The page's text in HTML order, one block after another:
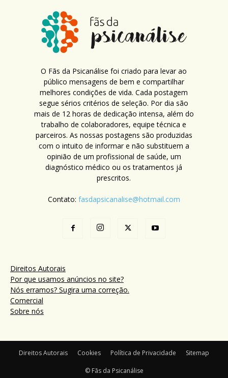
O Fãs da Psicanálise foi criado para levar ao
público mensagens de bem e compartilhar
melhores condições de vida. Cada postagem
segue sérios critérios de seleção. Por dia são
mais de 12 horas de dedicação intensa, além do
trabalho de colaboradores, equipe técnica e
parceiros. As nossas postagens são produzidas
com o intuito de informar e não substituem a
opinião de um profissional de saúde, um
diagnóstico médico ou os tratamentos já
prescritos.
Contato: fasdapsicanalise@hotmail.com
Direitos Autorais
Por que usamos anúncios no site?
Nós erramos? Sugira uma correção.
Comercial
Sobre nós
Direitos Autorais Cookies Política de Privacidade Sitemap
© Fãs da Psicanálise